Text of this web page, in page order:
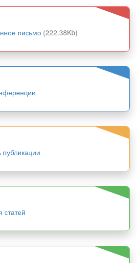
письмо (222.38Kb)
публикации